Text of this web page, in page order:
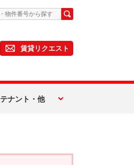
賃貸リクエスト
テナント・他